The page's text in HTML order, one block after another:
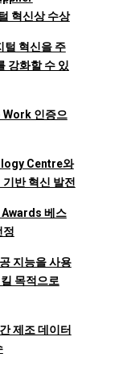
혁신상 수상
털 혁신을 주
강화할 수 있
인증으
Centre와
반 혁신 발전
베스
정
지능을 사용
목적으로
제조 데이터